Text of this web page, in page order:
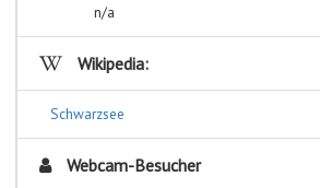
n/a
Wikipedia:
Schwarzsee
Webcam-Besucher